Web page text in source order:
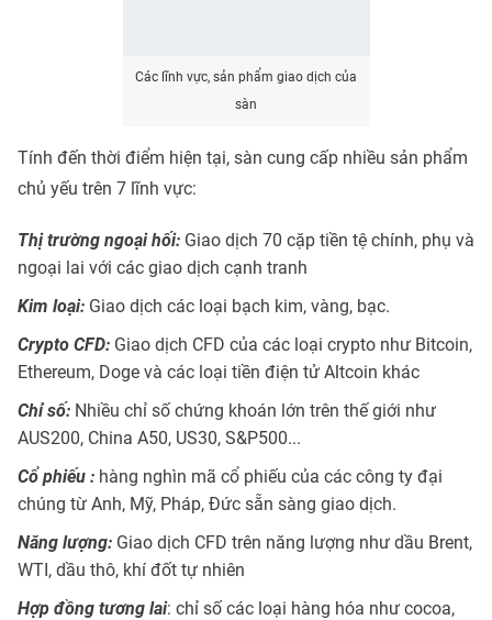
Các lĩnh vực, sản phẩm giao dịch của
sàn
Tính đến thời điểm hiện tại, sàn cung cấp nhiều sản phẩm
chủ yếu trên 7 lĩnh vực:
Thị trường ngoại hối: Giao dịch 70 cặp tiền tệ chính, phụ và
ngoại lai với các giao dịch cạnh tranh
Kim loại: Giao dịch các loại bạch kim, vàng, bạc.
Crypto CFD: Giao dịch CFD của các loại crypto như Bitcoin,
Ethereum, Doge và các loại tiền điện tử Altcoin khác
Chỉ số: Nhiều chỉ số chứng khoán lớn trên thế giới như
AUS200, China A50, US30, S&P500...
Cổ phiếu : hàng nghìn mã cổ phiếu của các công ty đại
chúng từ Anh, Mỹ, Pháp, Đức sẵn sàng giao dịch.
Năng lượng: Giao dịch CFD trên năng lượng như dầu Brent,
WTI, dầu thô, khí đốt tự nhiên
Hợp đồng tương lai: chỉ số các loại hàng hóa như cocoa,